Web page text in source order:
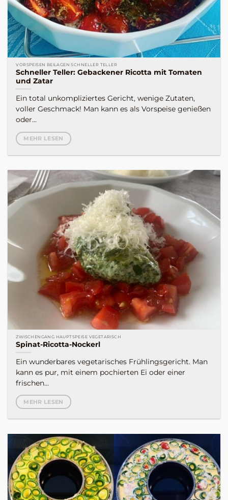
VORSPEISEN BEILAGEN SCHNELLER TELLER
Schneller Teller: Gebackener Ricotta mit Tomaten
und Zatar
Ein total unkompliziertes Gericht, wenige Zutaten,
voller Geschmack! Man kann es als Vorspeise genießen
oder...
MEHR LESEN
ZWISCHENGANG HAUPTSPEISE VEGETARISCH
Spinat-Ricotta-Nockerl
Ein wunderbares vegetarisches Frühlingsgericht. Man
kann es pur, mit einem pochierten Ei oder einer
frischen...
MEHR LESEN